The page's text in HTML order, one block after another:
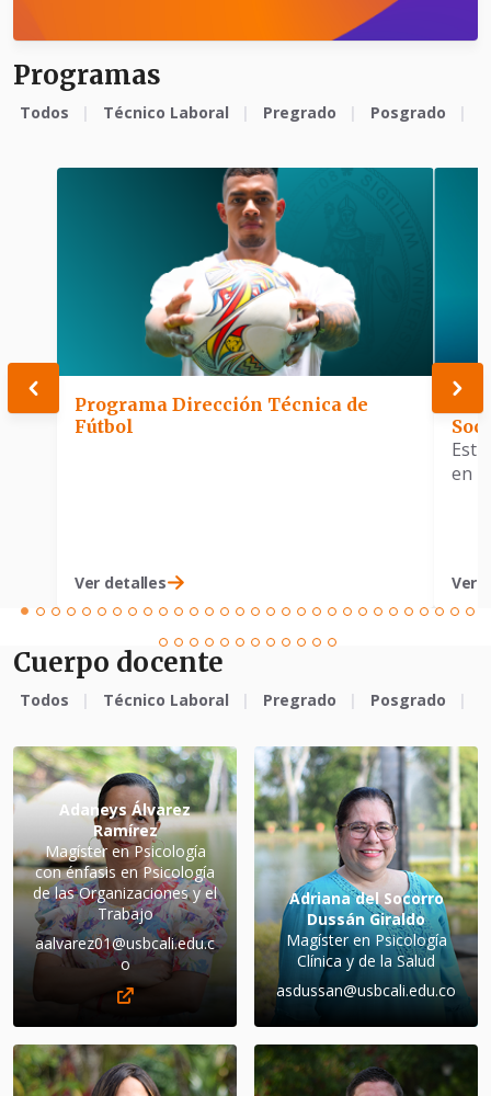
Programas
Todos Técnico Laboral Pregrado Posgrado
Programa Dirección Técnica de
Fútbol
Ver detalles
en
Ver
Cuerpo docente
Todos Técnico Laboral Pregrado Posgrado
Adaneys Álvarez
Ramírez
Magíster en Psicología
con énfasis en Psicología
de las Organizaciones y el
Trabajo
aalvarez01@usbcali.edu.c
o
Adriana del Socorro
Dussán Giraldo
Magíster en Psicología
Clínica y de la Salud
asdussan@usbcali.edu.co